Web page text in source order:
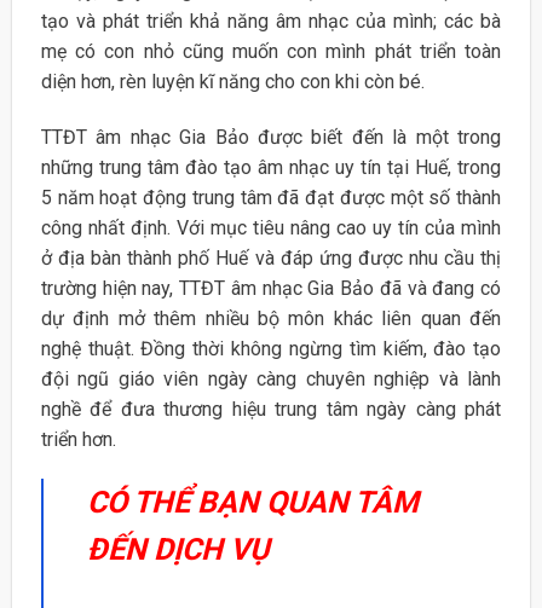
tạo và phát triển khả năng âm nhạc của mình; các bà
mẹ có con nhỏ cũng muốn con mình phát triển toàn
diện hơn, rèn luyện kĩ năng cho con khi còn bé.
TTĐT âm nhạc Gia Bảo được biết đến là một trong
những trung tâm đào tạo âm nhạc uy tín tại Huế, trong
5 năm hoạt động trung tâm đã đạt được một số thành
công nhất định. Với mục tiêu nâng cao uy tín của mình
ở địa bàn thành phố Huế và đáp ứng được nhu cầu thị
trường hiện nay, TTĐT âm nhạc Gia Bảo đã và đang có
dự định mở thêm nhiều bộ môn khác liên quan đến
nghệ thuật. Đồng thời không ngừng tìm kiếm, đào tạo
đội ngũ giáo viên ngày càng chuyên nghiệp và lành
nghề để đưa thương hiệu trung tâm ngày càng phát
triển hơn.
CÓ THỂ BẠN QUAN TÂM
ĐẾN DỊCH VỤ